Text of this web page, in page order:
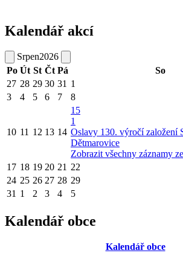
Kalendář akcí
Srpen2026
Po Út St Čt Pá So
27 28 29 30 31 1
3
4 5 6 7 8
10 11 12 13 14
15
1
Oslavy 130. výročí založení
Dětmarovice
Zobrazit všechny záznamy
17 18 19 20 21 22
24 25 26 27 28 29
31 1 2 3 4 5
Kalendář obce
Kalendář obce